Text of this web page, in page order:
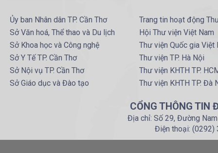
Ủy ban Nhân dân TP. Cần Thơ
Sở Văn hoá, Thể thao và Du lịch
Sở Khoa học và Công nghệ
Sở Y Tế TP. Cần Thơ
Sở Nội vụ TP. Cần Thơ
Sở Giáo dục và Đào tạo
Trang tin hoạt động
Hội Thư viện Việt Nam
Thư viện Quốc gia Việt
Thư viện TP. Hà Nội
Thư viện KHTH TP.
Thư viện KHTH TP. Đà
CỔNG THÔNG TIN
Địa chỉ: Số 29, Đường
Điện thoại: (0292)